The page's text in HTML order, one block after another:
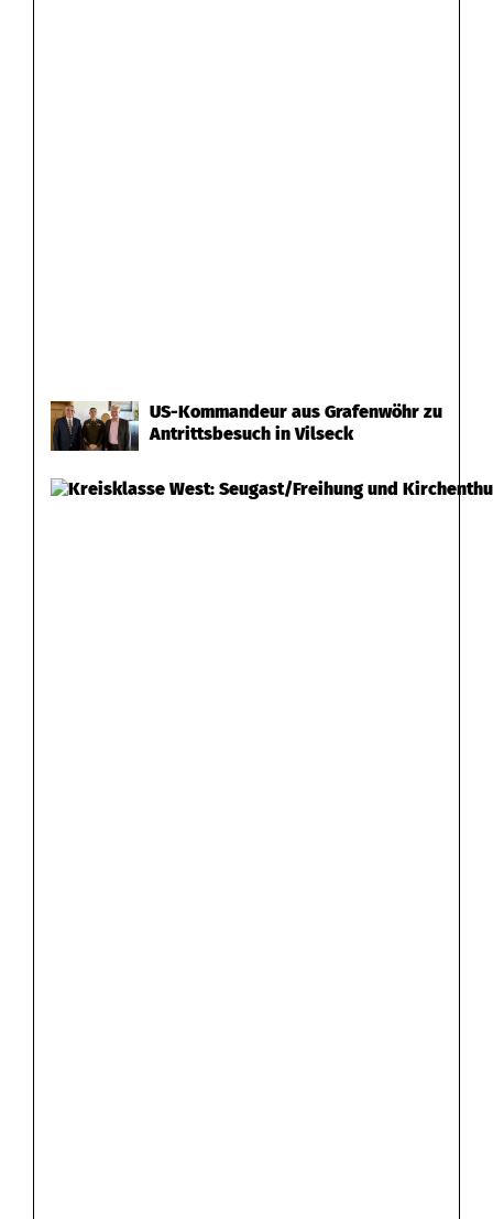
US-Kommandeur aus Grafenwöhr zu
Antrittsbesuch in Vilseck